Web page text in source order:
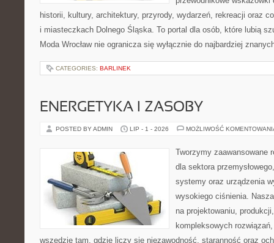
historii, kultury, architektury, przyrody, wydarzeń, rekreacji oraz
i miasteczkach Dolnego Śląska. To portal dla osób, które lubią
Moda Wrocław nie ogranicza się wyłącznie do najbardziej
CATEGORIES: BARLINEK
ENERGETYKA I ZASOBY
POSTED BY ADMIN LIP - 1 - 2026 MOŻLIWOŚĆ
Tworzymy zaawansowane
dla sektora
systemy oraz urządzenia
wysokiego ciśnienia.
na projektowaniu,
kompleksowych
wszędzie tam, gdzie liczy się niezawodność, staranność oraz